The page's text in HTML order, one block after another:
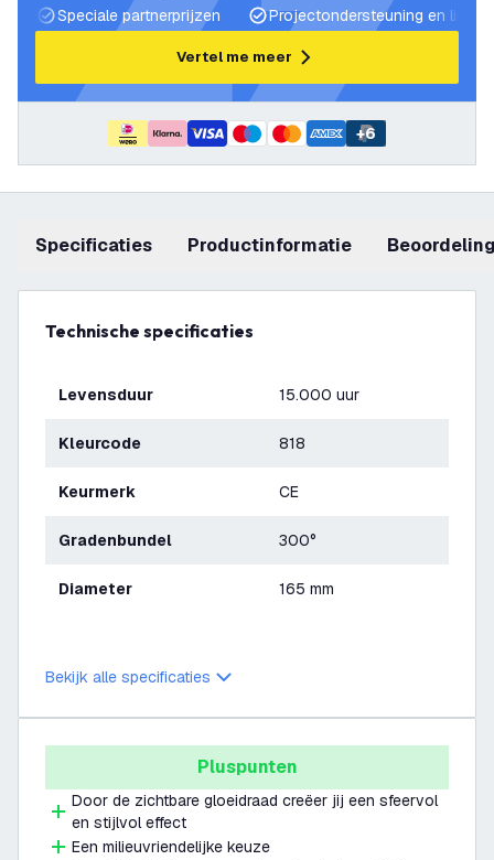
Speciale partnerprijzen
Projectondersteuning en
Vertel me meer
+6
Specificaties productinformatie
Technische specificaties
Levensduur 15.000 uur
Kleurcode 818
Keurmerk CE
Gradenbundel 300°
Diameter 165 mm
Bekijk alle specificaties
Pluspunten
Door de zichtbare gloeidraad creëer jij een sfeervol
en stijlvol effect
Een milieuvriendelijke keuze